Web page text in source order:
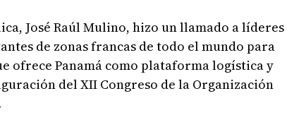
José Raúl Mulino, hizo un llamado a líderes
de zonas francas de todo el mundo para
ofrece Panamá como plataforma logística y
del XII Congreso de la Organización